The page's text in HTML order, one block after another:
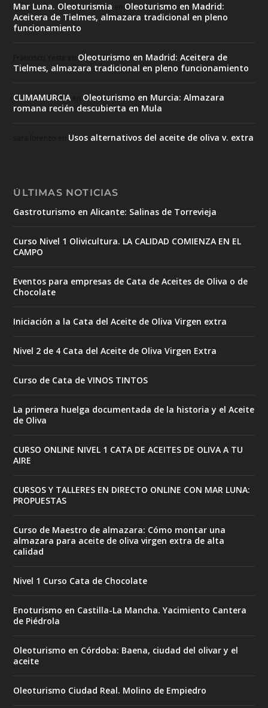
Mar Luna. Oleoturismia
Oleoturismo en Madrid:
Aceitera de Tielmes, almazara tradicional en pleno
funcionamiento
Oleoturismo en Madrid: Aceitera de
Tielmes, almazara tradicional en pleno funcionamiento
CLIMAMURCIA
Oleoturismo en Murcia: Almazara
romana recién descubierta en Mula
Usos alternativos del aceite de oliva v. extra
ÚLTIMAS NOTICIAS
Gastroturismo en Alicante: Salinas de Torrevieja
Curso Nivel 1 Olivicultura. LA CALIDAD COMIENZA EN EL
CAMPO
Eventos para empresas de Cata de Aceites de Oliva o de
Chocolate
Iniciación a la Cata del Aceite de Oliva Virgen extra
Nivel 2 de 4 Cata del Aceite de Oliva Virgen Extra
Curso de Cata de VINOS TINTOS
La primera huelga documentada de la historia y el Aceite
de Oliva
CURSO ONLINE NIVEL 1 CATA DE ACEITES DE OLIVA A TU
AIRE
CURSOS Y TALLERES EN DIRECTO ONLINE CON MAR LUNA:
PROPUESTAS
Curso de Maestro de almazara: Cómo montar una
almazara para aceite de oliva virgen extra de alta
calidad
Nivel 1 Curso Cata de Chocolate
Enoturismo en Castilla-La Mancha. Yacimiento Cantera
de Piédrola
Oleoturismo en Córdoba: Baena, ciudad del olivar y el
aceite
Oleoturismo Ciudad Real. Molino de Empiedro